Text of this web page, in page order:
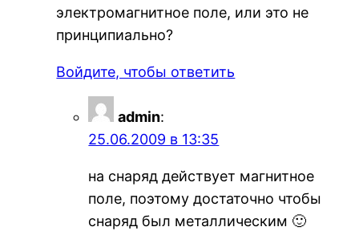
электромагнитное поле, или это не
принципиально?
Войдите, чтобы ответить
admin:
25.06.2009 в 13:35
на снаряд действует магнитное
поле, поэтому достаточно чтобы
снаряд был металлическим 🙂